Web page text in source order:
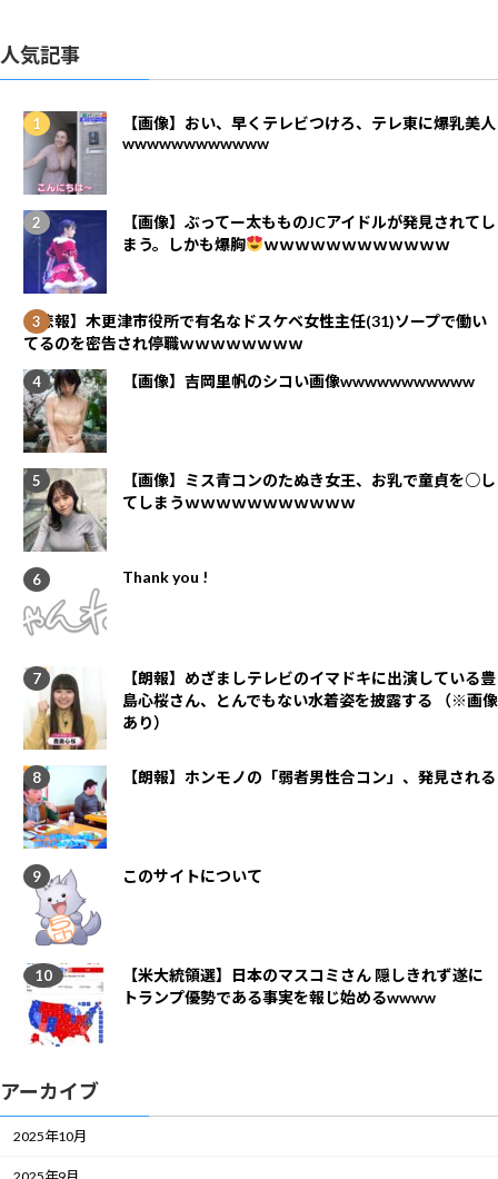
人気記事
【画像】おい、早くテレビつけろ、テレ東に爆乳美人
wwwwwwwwwwww
【画像】ぶってー太もものJCアイドルが発見されてし
まう。しかも爆胸
ｗｗｗｗｗｗｗｗｗｗｗｗ
【悲報】木更津市役所で有名なドスケベ女性主任(31)ソープで働い
てるのを密告され停職ｗｗｗｗｗｗｗｗ
【画像】吉岡里帆のシコい画像wwwwwwwwwww
【画像】ミス青コンのたぬき女王、お乳で童貞を○し
てしまうｗｗｗｗｗｗｗｗｗｗｗ
Thank you !
【朗報】めざましテレビのイマドキに出演している豊
島心桜さん、とんでもない水着姿を披露する （※画像
あり）
【朗報】ホンモノの「弱者男性合コン」、発見される
このサイトについて
【米大統領選】日本のマスコミさん 隠しきれず遂に
トランプ優勢である事実を報じ始めるwwww
アーカイブ
2025年10月